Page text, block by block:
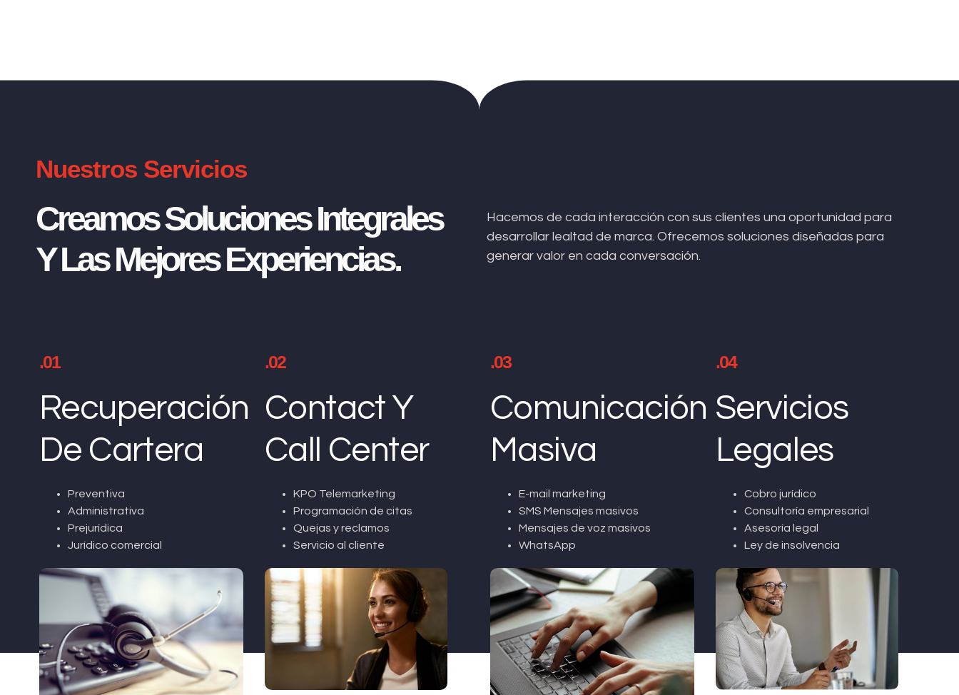
Nuestros Servicios
Creamos Soluciones Integrales
Y Las Mejores Experiencias.
Hacemos de cada interacción con sus clientes una oportunidad para
desarrollar lealtad de marca. Ofrecemos soluciones diseñadas para
generar valor en cada conversación.
.01
Recuperación
De Cartera
Preventiva
Administrativa
Prejurídica
Jurídico comercial
.02
Contact Y
Call Center
KPO Telemarketing
Programación de citas
Quejas y reclamos
Servicio al cliente
.03
Comunicación
Masiva
E-mail marketing
SMS Mensajes masivos
Mensajes de voz masivos
WhatsApp
.04
Servicios
Legales
Cobro jurídico
Consultoría empresarial
Asesoría legal
Ley de insolvencia